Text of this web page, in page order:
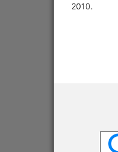
2010.